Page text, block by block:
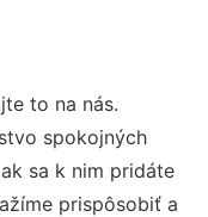
to na nás.
spokojných
sa k nim pridáte
prispôsobiť a